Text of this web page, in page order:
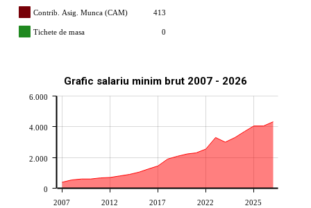
Contrib. Asig. Munca (CAM) 413
Tichete de masa 0
Grafic salariu minim brut 2007 - 2026
2007 2012 2017 2022 2025
0
2.000
4.000
6.000